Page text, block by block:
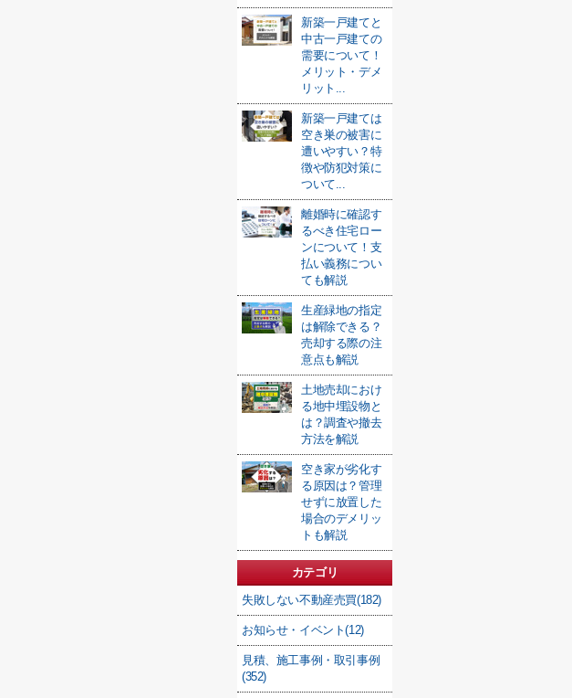
新築一戸建てと
中古一戸建ての
需要について！
メリット・デメ
リット...
新築一戸建ては
空き巣の被害に
遭いやすい？特
徴や防犯対策に
ついて...
離婚時に確認す
るべき住宅ロー
ンについて！支
払い義務につい
ても解説
生産緑地の指定
は解除できる？
売却する際の注
意点も解説
土地売却におけ
る地中埋設物と
は？調査や撤去
方法を解説
空き家が劣化す
る原因は？管理
せずに放置した
場合のデメリッ
トも解説
カテゴリ
失敗しない不動産売買(182)
お知らせ・イベント(12)
見積、施工事例・取引事例
(352)